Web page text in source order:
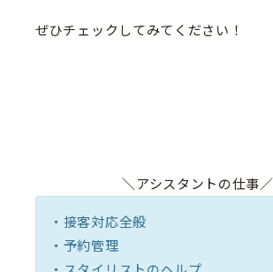
ぜひチェックしてみてください！
＼アシスタントの仕事／
・接客対応全般
・予約管理